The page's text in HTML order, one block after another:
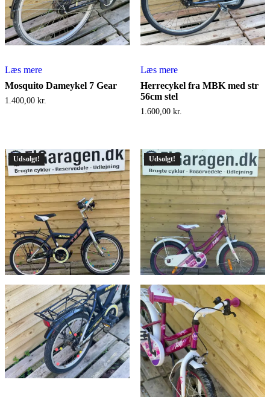
Læs mere
Mosquito Dameykel 7 Gear
1.400,00 kr.
Læs mere
Herrecykel fra MBK med str
56cm stel
1.600,00 kr.
Udsolgt! Udsolgt!